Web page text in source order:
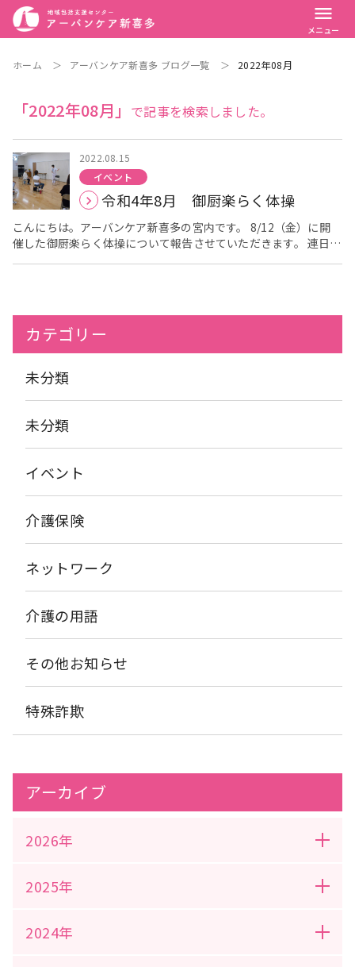
menu
メニュー
ホーム ＞ アーバンケア新喜多 ブログ一覧 ＞ 2022年08月
「2022年08月」 で記事を検索しました。
2022.08.15
イベント
令和4年8月 御厨楽らく体操
こんにちは。アーバンケア新喜多の宮内です。 8/12（金）に開
催した御厨楽らく体操について報告させていただきます。 連日の
際のデイサービス利用者の皆さんの変化など 詳しく説明して下さ
いました。 皆さん葉山先生の話を真剣な表情で聞いています。
説明の後でいよいよ体操スタートです。 [caption
id="attachment_2626" align="alignnone" width="225"] は
じめは指の体操です。[/caption] [caption
id="attachment_2620" align="alignnone" width="225"] こ
れならテレビを観ながら行えますね。[/caption] [caption
id="attachment_2625" align="alignnone" width="225"] 腹
筋に効きますが、かなりキツいです。でも、皆さんすごい
[/caption] [caption id="attachment_2622"
align="alignnone" width="225"] 腹斜筋を鍛えるために「ひね
る」動作を取り入れています。[/caption] 次は下半身の体操で
す。 [caption id="attachment_2621" align="alignnone"
width="225"] 踵を刺激することで、骨が強くなります。
[/caption] [caption id="attachment_2624"
align="alignnone" width="225"] 股関節もしっかり動かしま
す。[/caption] 自宅でもできる運動やポイントをたくさん教わ
りました。 「いい汗かいたわ～」と皆さん嬉しそうでした。 次
回は令和4年9月9日（金）1部は13:30から、2部は15:00から開催
予定です。ご興味のある方はアーバンケア新喜多【06-6784-
0001】までご連絡下さい。 皆さんのご参加をお待ちしておりま
す！
カテゴリー
未分類
未分類
イベント
介護保険
ネットワーク
介護の用語
その他お知らせ
特殊詐欺
アーカイブ
2026年
2025年
2024年